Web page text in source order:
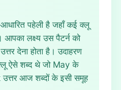
पहेली है जहाँ कई क्लू
आपका लक्ष्य उस पैटर्न को
देना होता है। उदाहरण
ऐसे शब्द थे जो May के
आज शब्दों के इसी समूह